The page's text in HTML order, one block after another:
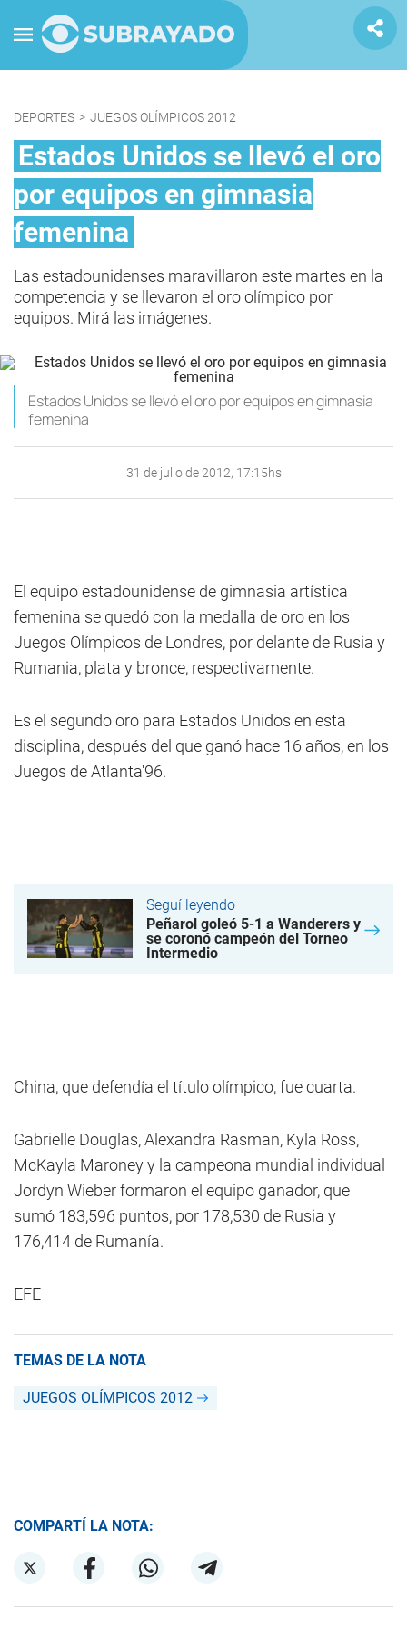
DEPORTES > JUEGOS OLÍMPICOS 2012
Estados Unidos se llevó el oro
por equipos en gimnasia
femenina
Las estadounidenses maravillaron este martes en la
competencia y se llevaron el oro olímpico por
equipos. Mirá las imágenes.
Estados Unidos se llevó el oro por equipos en gimnasia
femenina
31 de julio de 2012, 17:15hs
El equipo estadounidense de gimnasia artística
femenina se quedó con la medalla de oro en los
Juegos Olímpicos de Londres, por delante de Rusia y
Rumania, plata y bronce, respectivamente.
Es el segundo oro para Estados Unidos en esta
disciplina, después del que ganó hace 16 años, en los
Juegos de Atlanta'96.
Seguí leyendo
Peñarol goleó 5-1 a Wanderers y
se coronó campeón del Torneo
Intermedio
China, que defendía el título olímpico, fue cuarta.
Gabrielle Douglas, Alexandra Rasman, Kyla Ross,
McKayla Maroney y la campeona mundial individual
Jordyn Wieber formaron el equipo ganador, que
sumó 183,596 puntos, por 178,530 de Rusia y
176,414 de Rumanía.
EFE
TEMAS DE LA NOTA
JUEGOS OLÍMPICOS 2012
COMPARTÍ LA NOTA: